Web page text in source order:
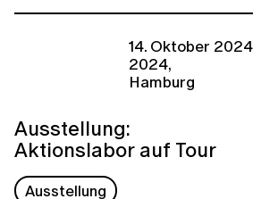
14. Oktober
2024,
Hamburg
Ausstellung:
Aktionslabor auf Tour
Ausstellung